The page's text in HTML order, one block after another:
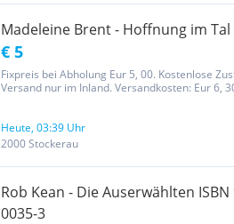
Madeleine Brent - Hoffnung im
€ 5
Fixpreis bei Abholung Eur 5, 00. Kostenlose
Versand nur im Inland. Versandkosten: Eur 6,
Heute, 03:39 Uhr
2000 Stockerau
Rob Kean - Die Auserwählten ISBN
0035-3